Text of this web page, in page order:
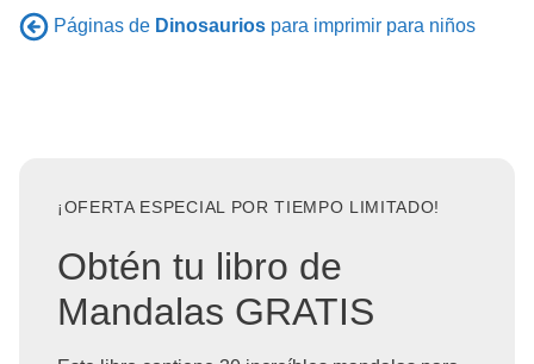
Páginas de Dinosaurios para imprimir para niños
¡OFERTA ESPECIAL POR TIEMPO LIMITADO!
Obtén tu libro de
Mandalas GRATIS